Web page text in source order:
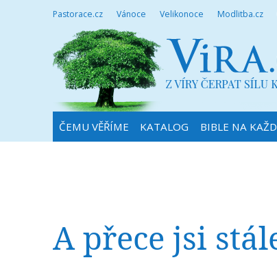
Pastorace.cz Vánoce Velikonoce Modlitba.cz
ČEMU VĚŘÍME KATALOG BIBLE NA
A přece jsi